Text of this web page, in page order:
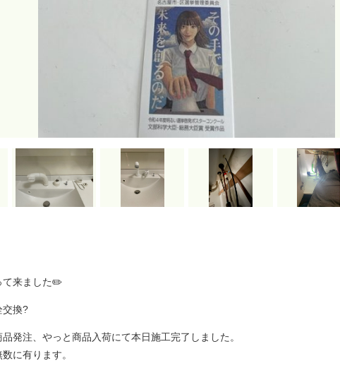
て来ました✏️
交換?
発注、やっと商品入荷にて本日施工完了しました。
に有ります。